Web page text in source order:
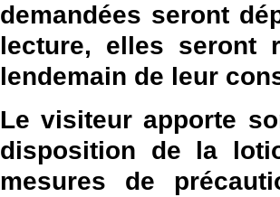
demandées seront
lecture, elles seront
lendemain de leur
Le visiteur apporte
disposition de la
mesures de